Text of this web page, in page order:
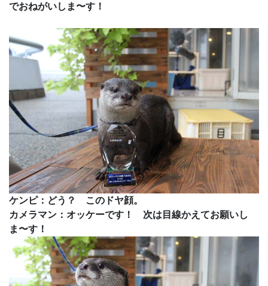
でおねがいしま〜す！
ケンピ：どう？ このドヤ顔。
カメラマン：オッケーです！ 次は目線かえてお願いし
ま〜す！